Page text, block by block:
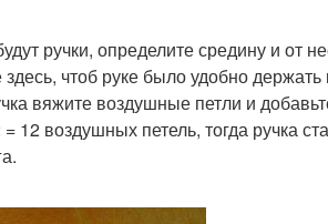
ручки, определите средину и от
чтоб руке было удобно держать
вяжите воздушные петли и
12 воздушных петель, тогда ручка